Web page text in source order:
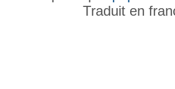
Traduit en